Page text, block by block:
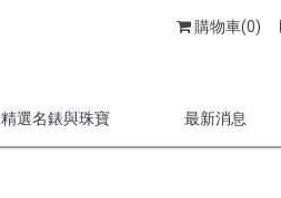
精選名錶與珠寶 最新消息
購物車(0)